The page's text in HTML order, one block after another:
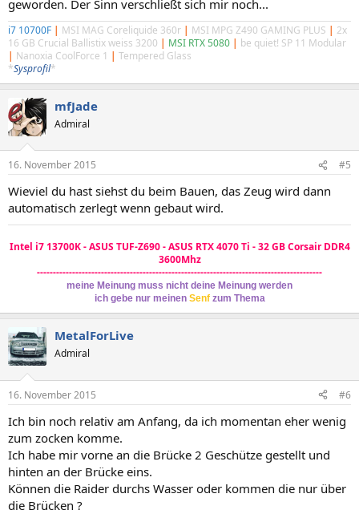
geworden. Der Sinn verschließt sich mir noch...
i7 10700F | MSI MAG Coreliquide 360r | MSI MPG Z490 GAMING PLUS | 2x
16 GB Crucial Ballistix weiss 3200 | MSI RTX 5080 | be quiet! SP 11 Modular
| Nanoxia CoolForce 1 | Tempered Glass
*Sysprofil*
mfJade
Admiral
16. November 2015 #5
Wieviel du hast siehst du beim Bauen, das Zeug wird dann
automatisch zerlegt wenn gebaut wird.
Intel i7 13700K - ASUS TUF-Z690 - ASUS RTX 4070 Ti - 32 GB Corsair DDR4
3600Mhz
-----------------------------------------------------------------------------------------
meine Meinung muss nicht deine Meinung werden
ich gebe nur meinen Senf zum Thema
MetalForLive
Admiral
16. November 2015 #6
Ich bin noch relativ am Anfang, da ich momentan eher wenig
zum zocken komme.
Ich habe mir vorne an die Brücke 2 Geschütze gestellt und
hinten an der Brücke eins.
Können die Raider durchs Wasser oder kommen die nur über
die Brücken ?